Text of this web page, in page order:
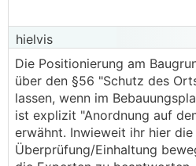
hielvis
Die Positionierung am
über den §56 "Schutz des
lassen, wenn im
ist explizit "Anordnung auf
erwähnt. Inwieweit ihr hier
Überprüfung/Einhaltung